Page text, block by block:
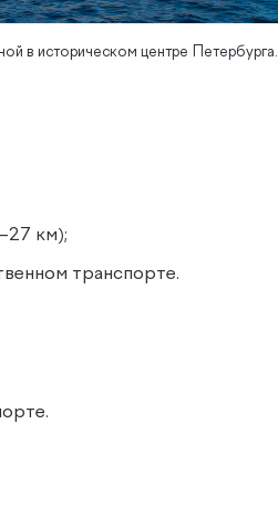
в историческом центре Петербурга.
км);
транспорте.